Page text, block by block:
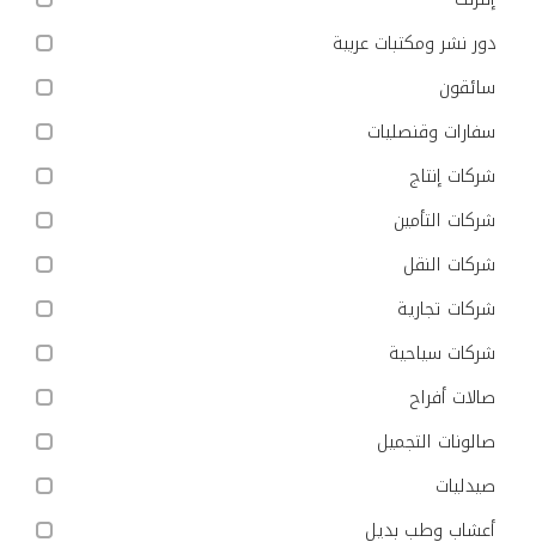
دور نشر ومكتبات عربية
سائقون
سفارات وقنصليات
شركات إنتاج
شركات التأمين
شركات النقل
شركات تجارية
شركات سياحية
صالات أفراح
صالونات التجميل
صيدليات
أعشاب وطب بديل